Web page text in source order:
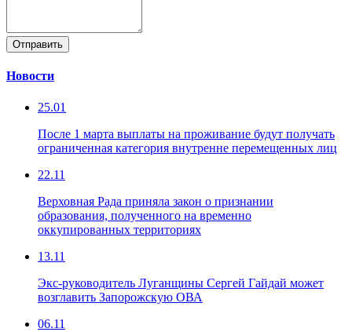
Отправить
Новости
25.01
После 1 марта выплаты на проживание будут получать
ограниченная категория внутренне перемещенных лиц
22.11
Верховная Рада приняла закон о признании
образования, полученного на временно
оккупированных территориях
13.11
Экс-руководитель Луганщины Сергей Гайдай может
возглавить Запорожскую ОВА
06.11